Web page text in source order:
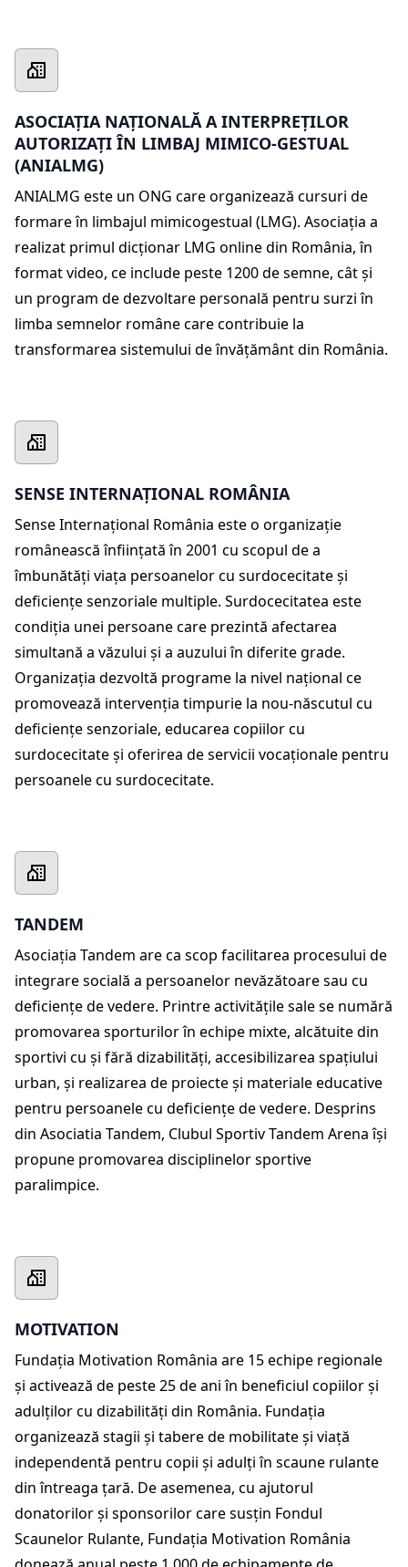
ASOCIAȚIA NAȚIONALĂ A INTERPREȚILOR
AUTORIZAȚI ÎN LIMBAJ MIMICO-GESTUAL
(ANIALMG)
ANIALMG este un ONG care organizează cursuri de
formare în limbajul mimicogestual (LMG). Asociația a
realizat primul dicționar LMG online din România, în
format video, ce include peste 1200 de semne, cât și
un program de dezvoltare personală pentru surzi în
limba semnelor române care contribuie la
transformarea sistemului de învățământ din România.
SENSE INTERNAȚIONAL ROMÂNIA
Sense Internațional România este o organizație
românească înființată în 2001 cu scopul de a
îmbunătăți viața persoanelor cu surdocecitate și
deficiențe senzoriale multiple. Surdocecitatea este
condiția unei persoane care prezintă afectarea
simultană a văzului și a auzului în diferite grade.
Organizația dezvoltă programe la nivel național ce
promovează intervenția timpurie la nou-născutul cu
deficiențe senzoriale, educarea copiilor cu
surdocecitate și oferirea de servicii vocaționale pentru
persoanele cu surdocecitate.
TANDEM
Asociația Tandem are ca scop facilitarea procesului de
integrare socială a persoanelor nevăzătoare sau cu
deficiențe de vedere. Printre activitățile sale se numără
promovarea sporturilor în echipe mixte, alcătuite din
sportivi cu și fără dizabilități, accesibilizarea spațiului
urban, și realizarea de proiecte și materiale educative
pentru persoanele cu deficiențe de vedere. Desprins
din Asociatia Tandem, Clubul Sportiv Tandem Arena își
propune promovarea disciplinelor sportive
paralimpice.
MOTIVATION
Fundația Motivation România are 15 echipe regionale
și activează de peste 25 de ani în beneficiul copiilor și
adulților cu dizabilități din România. Fundația
organizează stagii și tabere de mobilitate și viață
independentă pentru copii și adulți în scaune rulante
din întreaga țară. De asemenea, cu ajutorul
donatorilor și sponsorilor care susțin Fondul
Scaunelor Rulante, Fundația Motivation România